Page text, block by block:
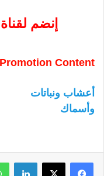
إنضم
Promotion Content
أعشاب ونباتات
وأسماك
لينكدإن